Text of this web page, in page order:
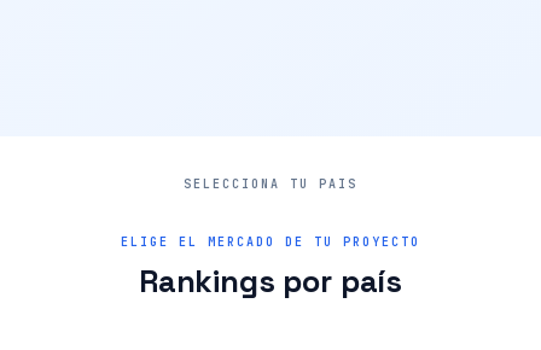
ELIGE EL MERCADO DE TU PROYECTO
Rankings por país